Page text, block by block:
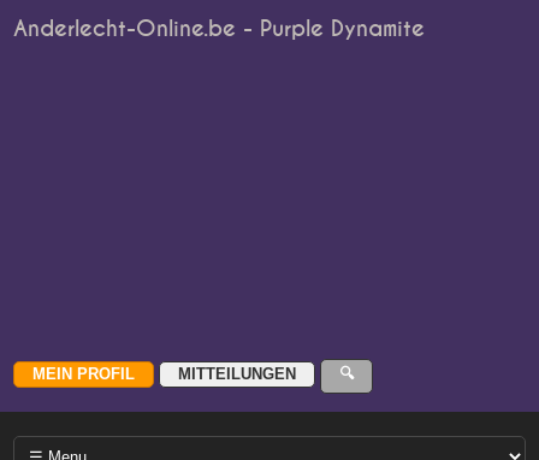
Anderlecht-Online.be - Purple Dynamite